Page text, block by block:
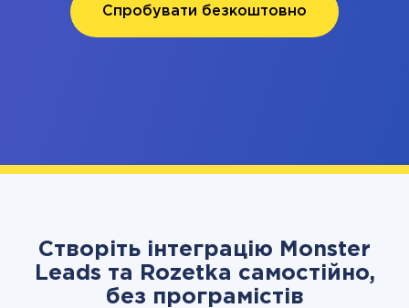
Спробувати безкоштовно
Створіть інтеграцію Monster
Leads та Rozetka самостійно,
без програмістів